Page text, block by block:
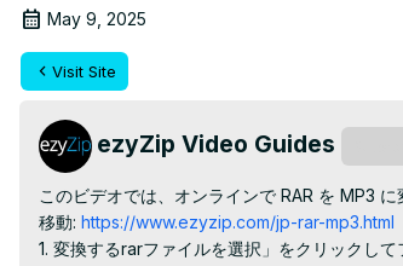
May 9, 2025
Visit Site
ezyZip Video Guides
このビデオでは、オンラインで RAR を MP3
移動: https://www.ezyzip.com/jp-rar-mp3.html
1. 変換するrarファイルを選択」をクリックし